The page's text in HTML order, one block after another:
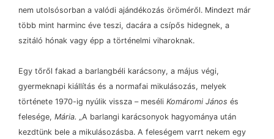
nem utolsósorban a valódi ajándékozás öröméről. Mindezt már
több mint harminc éve teszi, dacára a csípős hidegnek, a
szitáló hónak vagy épp a történelmi viharoknak.
Egy tőről fakad a barlangbéli karácsony, a május végi,
gyermeknapi kiállítás és a normafai mikulásozás, melyek
története 1970-ig nyúlik vissza –meséli Komáromi János és
felesége, Mária. „A barlangi karácsonyok hagyománya után
kezdtünk bele a mikulásozásba. A feleségem varrt nekem egy